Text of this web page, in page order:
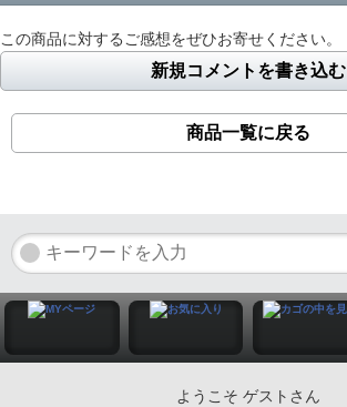
この商品に対するご感想をぜひお寄せください。
新規コメントを書き込む
商品一覧に戻る
ようこそ ゲストさん